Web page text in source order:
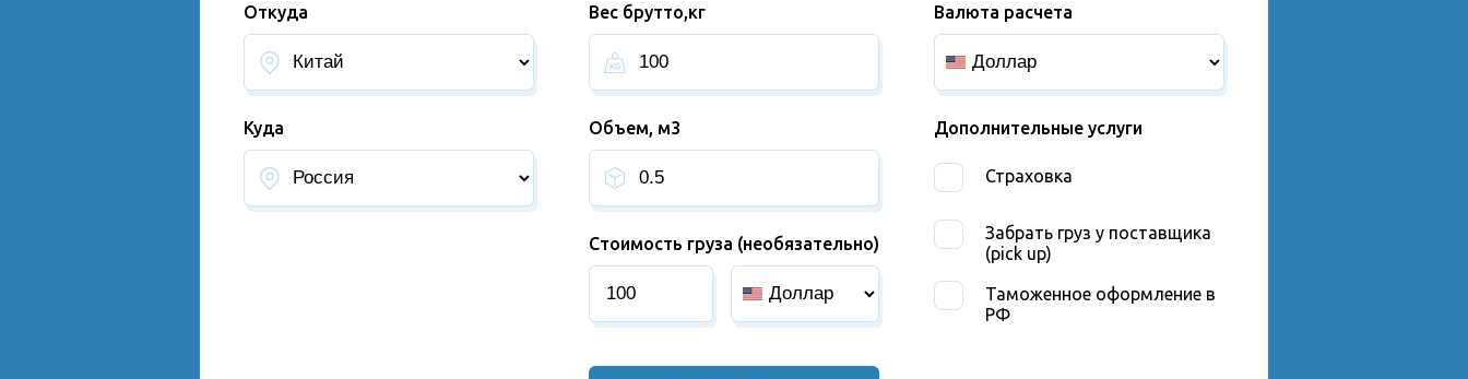
Откуда
Куда
Вес брутто,кг
Объем, м3
Стоимость груза (необязательно)
Валюта расчета
Дополнительные услуги
Страховка
Забрать груз у поставщика
(pick up)
Таможенное оформление в
РФ